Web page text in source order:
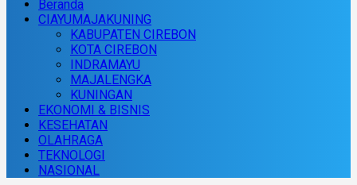
Beranda
CIAYUMAJAKUNING
KABUPATEN CIREBON
KOTA CIREBON
INDRAMAYU
MAJALENGKA
KUNINGAN
EKONOMI & BISNIS
KESEHATAN
OLAHRAGA
TEKNOLOGI
NASIONAL